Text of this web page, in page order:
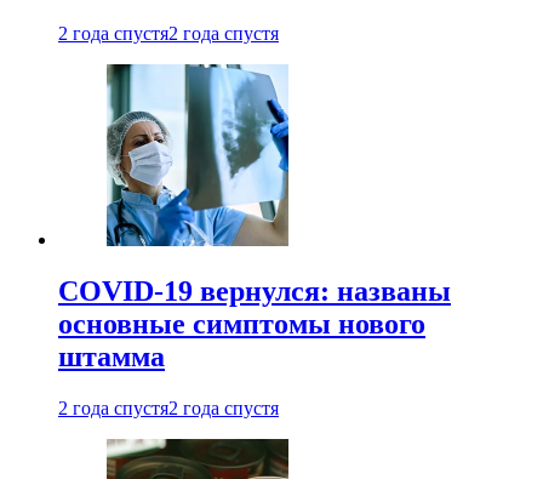
2 года спустя2 года спустя
COVID-19 вернулся: названы
основные симптомы нового
штамма
2 года спустя2 года спустя